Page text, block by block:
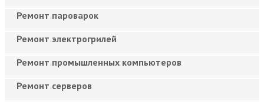
Ремонт пароварок
Ремонт электрогрилей
Ремонт промышленных компьютеров
Ремонт серверов